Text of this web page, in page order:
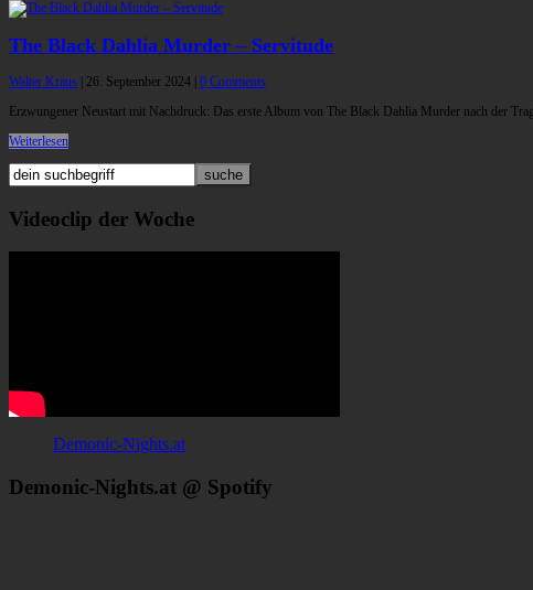
The Black Dahlia Murder – Servitude
Walter Kraus 26. September 2024 0 Comments
Erzwungener Neustart mit Nachdruck: Das erste Album von The Black Dahlia Murder nach der
Weiterlesen
Videoclip der Woche
Demonic-Nights.at
Demonic-Nights.at @ Spotify